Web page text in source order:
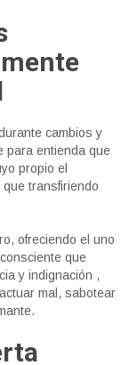
cambios y
para entienda que
propio el
transfiriendo
ofreciendo el uno
que
y indignación ,
mal, sabotear